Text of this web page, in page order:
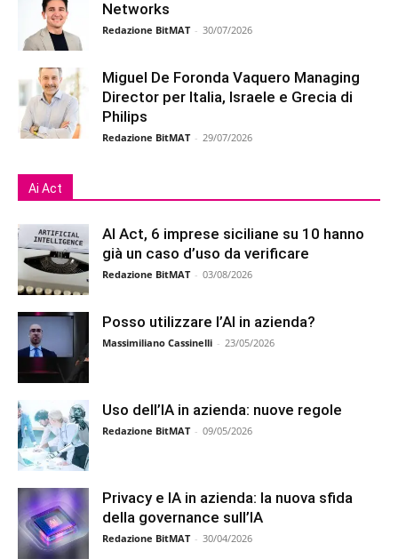
Networks
Redazione BitMAT - 30/07/2026
Miguel De Foronda Vaquero Managing
Director per Italia, Israele e Grecia di
Philips
Redazione BitMAT - 29/07/2026
Ai Act
AI Act, 6 imprese siciliane su 10 hanno
già un caso d’uso da verificare
Redazione BitMAT - 03/08/2026
Posso utilizzare l’AI in azienda?
Massimiliano Cassinelli - 23/05/2026
Uso dell’IA in azienda: nuove regole
Redazione BitMAT - 09/05/2026
Privacy e IA in azienda: la nuova sfida
della governance sull’IA
Redazione BitMAT - 30/04/2026